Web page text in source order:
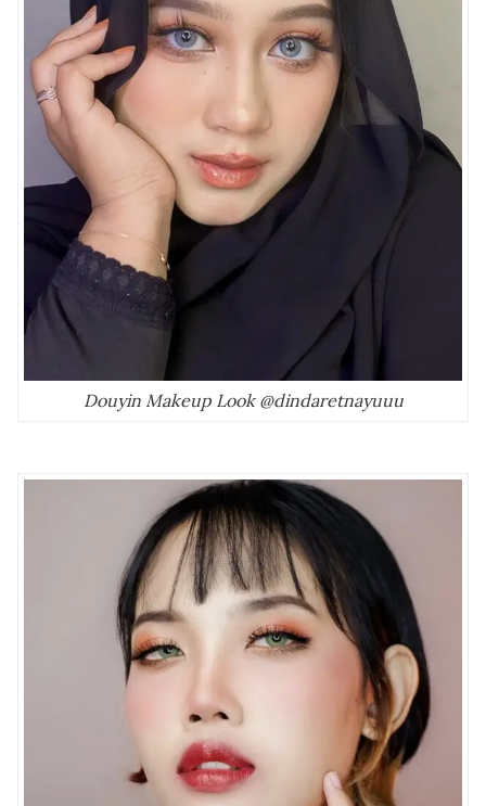
Douyin Makeup Look @dindaretnayuuu